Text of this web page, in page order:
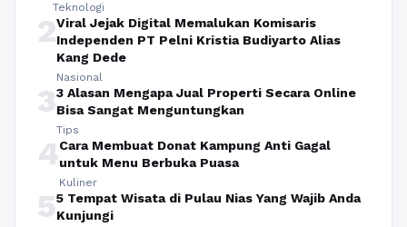
Teknologi
2Viral Jejak Digital Memalukan Komisaris
Independen PT Pelni Kristia Budiyarto Alias
Kang Dede
Nasional
33 Alasan Mengapa Jual Properti Secara Online
Bisa Sangat Menguntungkan
Tips
4Cara Membuat Donat Kampung Anti Gagal
untuk Menu Berbuka Puasa
Kuliner
55 Tempat Wisata di Pulau Nias Yang Wajib Anda
Kunjungi